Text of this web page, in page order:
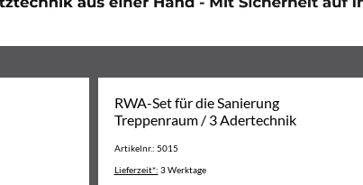
RWA-Set für die Sanierung
Treppenraum / 3 Adertechnik
Artikelnr.: 5015
Lieferzeit*: 3 Werktage